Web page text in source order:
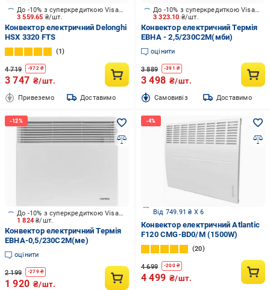
3 559.65 ₴/шт.
До -10% з суперкредиткою Visa Вигода
Конвектор електричний Delonghi
HSX 3320 FTS
1
4 719 -972₴
3 747 ₴/шт.
Привеземо Доставимо
3 323.10 ₴/шт.
До -10% з суперкредиткою Visa Вигода
Конвектор електричний Термія
ЕВНА - 2,5/230С2М(мби)
оцінити
3 889 -391 ₴
3 498 ₴/шт.
Cамовивіз Доставимо
1 824₴/шт.
До -10% з суперкредиткою Visa Вигода
Конвектор електричний Термія
ЕВНА-0,5/230С2M(ме)
оцінити
2 199 -279₴
1 920 ₴/шт.
Від 749.91 ₴ X 6
Конвектор електричний Atlantic
F120 CMG-BD0/M (1500W)
20
4 699 -200₴
4 499 ₴/шт.